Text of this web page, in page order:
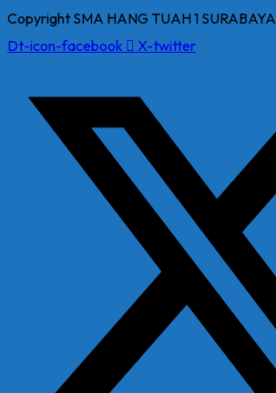
Copyright SMA HANG TUAH 1 SURABAYA
Dt-icon-facebook
X-twitter